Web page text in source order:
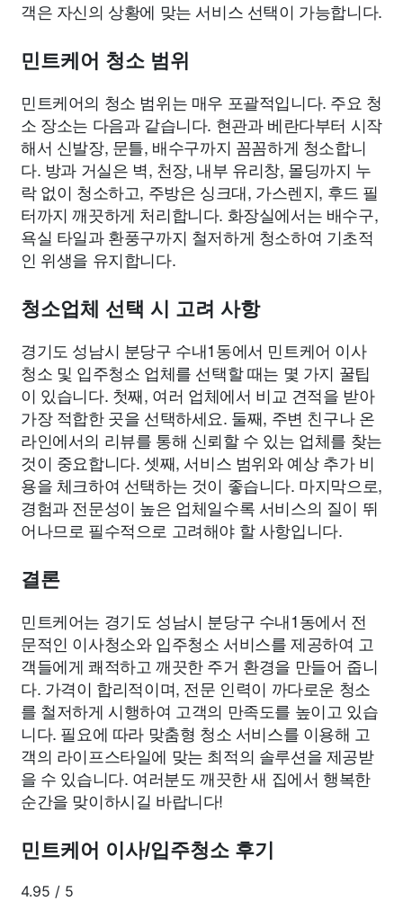
객은 자신의 상황에 맞는 서비스 선택이 가능합니다.
민트케어 청소 범위
민트케어의 청소 범위는 매우 포괄적입니다. 주요 청
소 장소는 다음과 같습니다. 현관과 베란다부터 시작
해서 신발장, 문틀, 배수구까지 꼼꼼하게 청소합니
다. 방과 거실은 벽, 천장, 내부 유리창, 몰딩까지 누
락 없이 청소하고, 주방은 싱크대, 가스렌지, 후드 필
터까지 깨끗하게 처리합니다. 화장실에서는 배수구,
욕실 타일과 환풍구까지 철저하게 청소하여 기초적
인 위생을 유지합니다.
청소업체 선택 시 고려 사항
경기도 성남시 분당구 수내1동에서 민트케어 이사
청소 및 입주청소 업체를 선택할 때는 몇 가지 꿀팁
이 있습니다. 첫째, 여러 업체에서 비교 견적을 받아
가장 적합한 곳을 선택하세요. 둘째, 주변 친구나 온
라인에서의 리뷰를 통해 신뢰할 수 있는 업체를 찾는
것이 중요합니다. 셋째, 서비스 범위와 예상 추가 비
용을 체크하여 선택하는 것이 좋습니다. 마지막으로,
경험과 전문성이 높은 업체일수록 서비스의 질이 뛰
어나므로 필수적으로 고려해야 할 사항입니다.
결론
민트케어는 경기도 성남시 분당구 수내1동에서 전
문적인 이사청소와 입주청소 서비스를 제공하여 고
객들에게 쾌적하고 깨끗한 주거 환경을 만들어 줍니
다. 가격이 합리적이며, 전문 인력이 까다로운 청소
를 철저하게 시행하여 고객의 만족도를 높이고 있습
니다. 필요에 따라 맞춤형 청소 서비스를 이용해 고
객의 라이프스타일에 맞는 최적의 솔루션을 제공받
을 수 있습니다. 여러분도 깨끗한 새 집에서 행복한
순간을 맞이하시길 바랍니다!
민트케어 이사/입주청소 후기
4.95 / 5